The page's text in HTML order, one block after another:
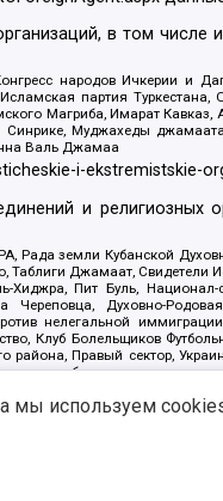
в том числе
народов Ичкерии и
партия
Магриба, Имарат
Муджахеды
Валь Джамаа
i-ekstremistskie-
и религиозных
Рада земли Кубанской
Таблиги Джамаат, Свидетели
Хиджра, Пит Буль,
Череповца, Духовно-
нелегальной
Клуб Болельщиков
района, Правый сектор,
объединение
Матери Державная,
Благотворительный
державный союз,
мы используем